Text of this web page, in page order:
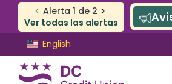
< Alerta 1 de 2 >
Ver todas las alertas
Saltar
al
contenido
Saltar
al
inicio
English